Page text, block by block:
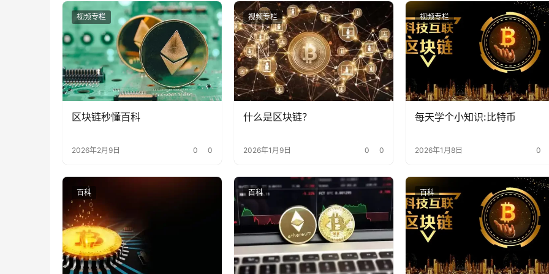
视频专栏
区块链秒懂百科
2026年2月9日 0 0
视频专栏
什么是区块链？
2026年1月9日 0 0
视频专栏
每天学个小知识:比特币
2026年1月8日 0
百科 百科 百科